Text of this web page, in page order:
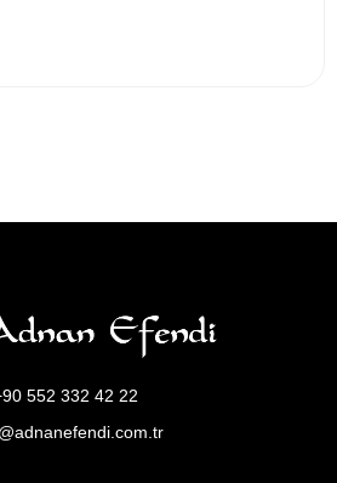
552 332 42 22